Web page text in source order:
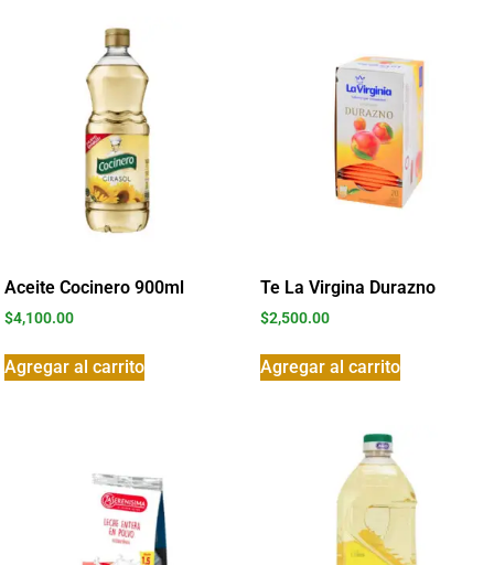
Aceite Cocinero 900ml
$4,100.00
Agregar al carrito
Te La Virgina Durazno
$2,500.00
Agregar al carrito